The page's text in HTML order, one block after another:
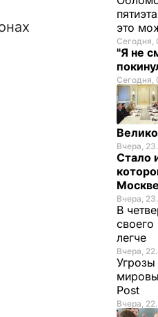
это
Сегодня,
"Я не
Сегодня,
Вчера,
Стало
Москве
Вчера,
В
легче
Вчера,
Угрозы
Post
Вчера,